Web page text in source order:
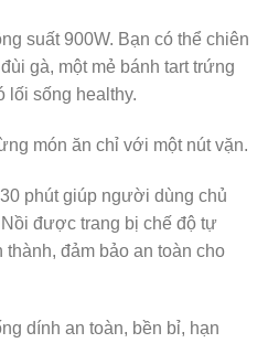
suất 900W. Bạn có thể chiên
gà, một mẻ bánh tart trứng
lối sống healthy.
món ăn chỉ với một nút vặn.
phút giúp người dùng chủ
được trang bị chế độ tự
đảm bảo an toàn cho
dính an toàn, bền bỉ, hạn